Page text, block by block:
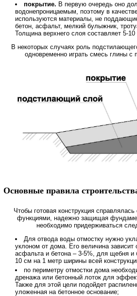
покрытие. В первую очередь оно
водонепроницаемым, поэтому в
используются материалы, не
бетон, асфальт, мелкий булыжник,
Толщина верхнего слоя составляет 5-10
В некоторых случаях роль
одновременно играть смесь глины
Основные правила
Чтобы готовая конструкция
функциями, надежно защищая
необходимо придерживаться
Для отвода воды отмостку нужно
уклоном от дома. Его величина зависит
асфальта и бетона – 3-5%, для щебня и
10 см на 1 метр ширины всей
по периметру отмостки дома
дренажа или бетонный лоток для
Также для этой цели подойдет
уложенная на бетонное основание;